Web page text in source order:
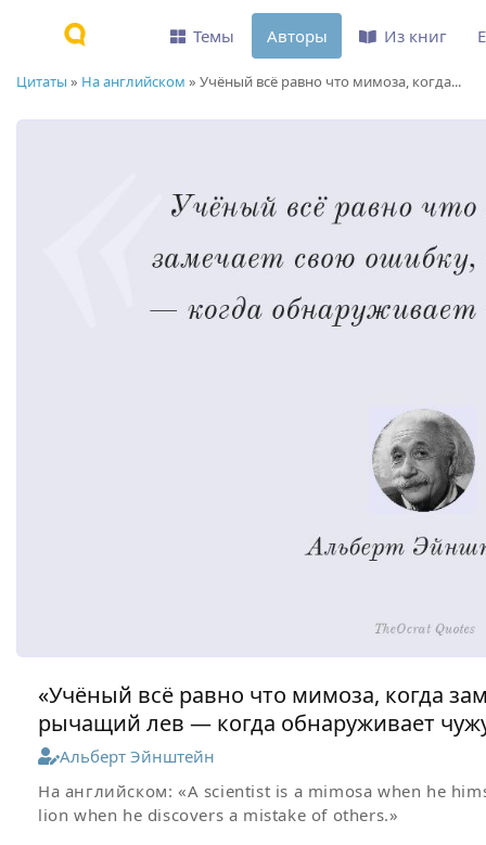
Цитаты » На английском » Учёный всё равно что мимоза, когда...
«Учёный всё равно что мимоза, когда
рычащий лев — когда обнаруживает
Альберт Эйнштейн
На английском: «A scientist is a mimosa when he
lion when he discovers a mistake of others.»
Темы Авторы Из книг